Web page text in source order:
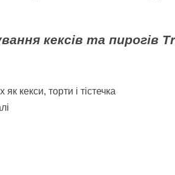
кексів та пирогів
кекси, торти і тістечка